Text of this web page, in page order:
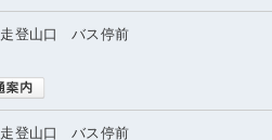
登山口 バス停前
登山口 バス停前